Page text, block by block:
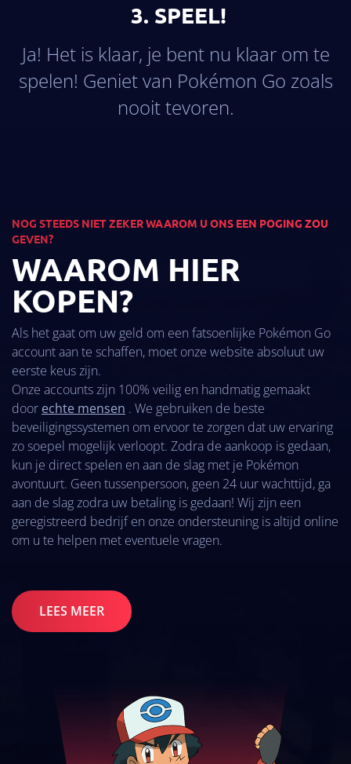
3. SPEEL!
Ja! Het is klaar, je bent nu klaar om te
spelen! Geniet van Pokémon Go zoals
nooit tevoren.
NOG STEEDS NIET ZEKER WAAROM U ONS EEN POGING ZOU
GEVEN?
WAAROM HIER
KOPEN?
Als het gaat om uw geld om een fatsoenlijke Pokémon Go
account aan te schaffen, moet onze website absoluut uw
eerste keus zijn.
Onze accounts zijn 100% veilig en handmatig gemaakt
door echte mensen . We gebruiken de beste
beveiligingssystemen om ervoor te zorgen dat uw ervaring
zo soepel mogelijk verloopt. Zodra de aankoop is gedaan,
kun je direct spelen en aan de slag met je Pokémon
avontuurt. Geen tussenpersoon, geen 24 uur wachttijd, ga
aan de slag zodra uw betaling is gedaan! Wij zijn een
geregistreerd bedrijf en onze ondersteuning is altijd online
om u te helpen met eventuele vragen.
LEES MEER